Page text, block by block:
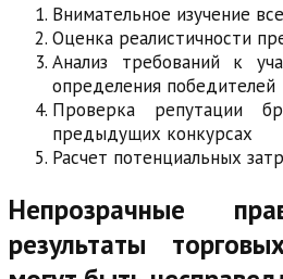
Внимательное изучение
Оценка реалистичности
Анализ требований к
определения победителей
Проверка репутации
предыдущих конкурсах
Расчет потенциальных
Непрозрачные
результаты